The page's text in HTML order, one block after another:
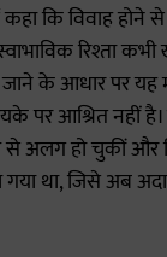
कहा कि विवाह
रिश्ता
जाने के आधार पर
पर आश्रित नहीं
अलग हो चुकीं और
था, जिसे अब